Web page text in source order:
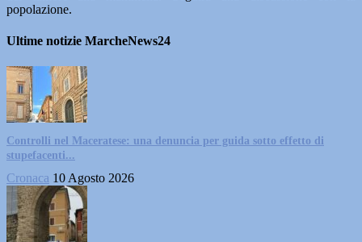
popolazione.
Ultime notizie MarcheNews24
Controlli nel Maceratese: una denuncia per guida sotto effetto di
stupefacenti...
Cronaca 10 Agosto 2026